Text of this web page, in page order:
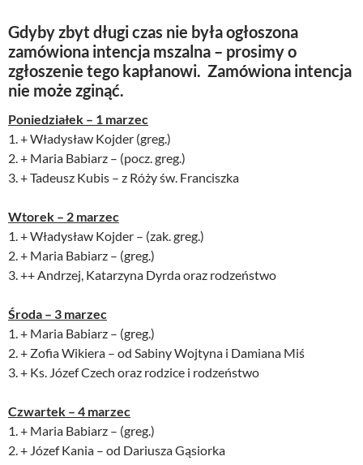
Gdyby zbyt długi czas nie była ogłoszona
zamówiona intencja mszalna – prosimy o
zgłoszenie tego kapłanowi. Zamówiona intencja
nie może zginąć.
Poniedziałek – 1 marzec
1. + Władysław Kojder (greg.)
2. + Maria Babiarz – (pocz. greg.)
3. + Tadeusz Kubis – z Róży św. Franciszka
Wtorek – 2 marzec
1. + Władysław Kojder – (zak. greg.)
2. + Maria Babiarz – (greg.)
3. ++ Andrzej, Katarzyna Dyrda oraz rodzeństwo
Środa – 3 marzec
1. + Maria Babiarz – (greg.)
2. + Zofia Wikiera – od Sabiny Wojtyna i Damiana Miś
3. + Ks. Józef Czech oraz rodzice i rodzeństwo
Czwartek – 4 marzec
1. + Maria Babiarz – (greg.)
2. + Józef Kania – od Dariusza Gąsiorka